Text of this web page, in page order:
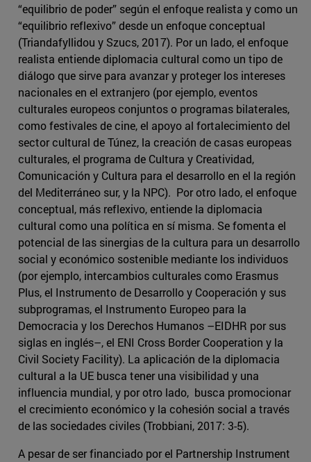
“equilibrio de poder” según el enfoque realista y como un
“equilibrio reflexivo” desde un enfoque conceptual
(Triandafyllidou y Szucs, 2017). Por un lado, el enfoque
realista entiende diplomacia cultural como un tipo de
diálogo que sirve para avanzar y proteger los intereses
nacionales en el extranjero (por ejemplo, eventos
culturales europeos conjuntos o programas bilaterales,
como festivales de cine, el apoyo al fortalecimiento del
sector cultural de Túnez, la creación de casas europeas
culturales, el programa de Cultura y Creatividad,
Comunicación y Cultura para el desarrollo en el la región
del Mediterráneo sur, y la NPC). Por otro lado, el enfoque
conceptual, más reflexivo, entiende la diplomacia
cultural como una política en sí misma. Se fomenta el
potencial de las sinergias de la cultura para un desarrollo
social y económico sostenible mediante los individuos
(por ejemplo, intercambios culturales como Erasmus
Plus, el Instrumento de Desarrollo y Cooperación y sus
subprogramas, el Instrumento Europeo para la
Democracia y los Derechos Humanos –EIDHR por sus
siglas en inglés–, el ENI Cross Border Cooperation y la
Civil Society Facility). La aplicación de la diplomacia
cultural a la UE busca tener una visibilidad y una
influencia mundial, y por otro lado, busca promocionar
el crecimiento económico y la cohesión social a través
de las sociedades civiles (Trobbiani, 2017: 3-5).
A pesar de ser financiado por el Partnership Instrument